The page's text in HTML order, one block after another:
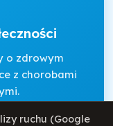
o zdrowym
z chorobami
ruchu (Google